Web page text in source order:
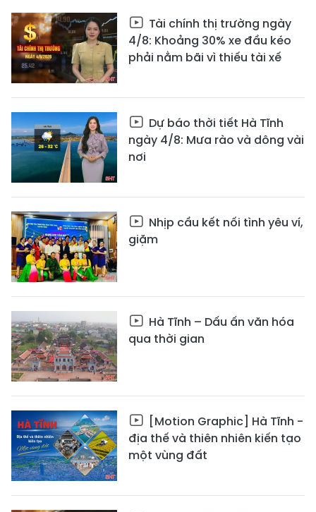
Tài chính thị trường ngày
4/8: Khoảng 30% xe đầu kéo
phải nằm bãi vì thiếu tài xế
Dự báo thời tiết Hà Tĩnh
ngày 4/8: Mưa rào và dông vài
nơi
Nhịp cầu kết nối tình yêu ví,
giặm
Hà Tĩnh – Dấu ấn văn hóa
qua thời gian
[Motion Graphic] Hà Tĩnh -
địa thế và thiên nhiên kiến tạo
một vùng đất